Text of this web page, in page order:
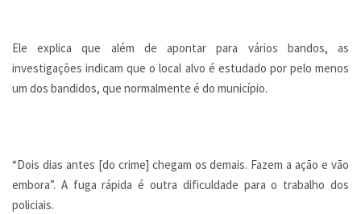
Ele explica que além de apontar para vários bandos, as
investigações indicam que o local alvo é estudado por pelo menos
um dos bandidos, que normalmente é do município.
“Dois dias antes [do crime] chegam os demais. Fazem a ação e vão
embora”. A fuga rápida é outra dificuldade para o trabalho dos
policiais.